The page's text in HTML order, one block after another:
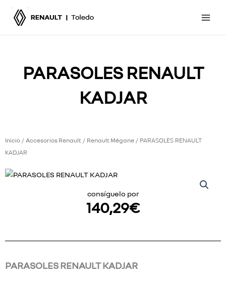
PARASOLES RENAULT
KADJAR
Inicio / Accesorios Renault / Renault Mégane / PARASOLES RENAULT
KADJAR
consíguelo por
140,29€
PARASOLES RENAULT KADJAR